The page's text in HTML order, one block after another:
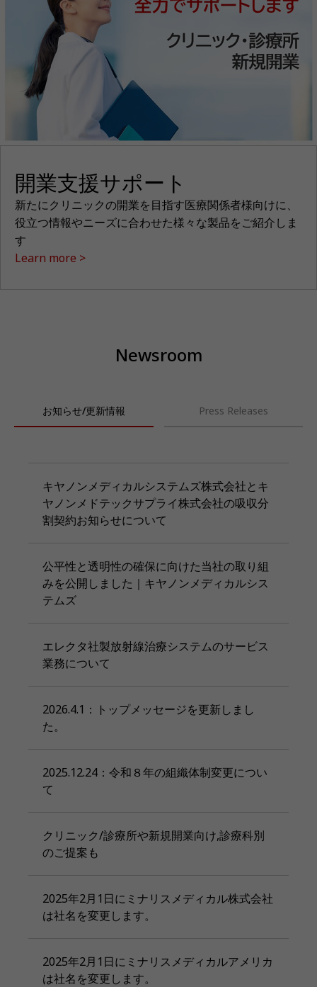
開業支援サポート
新たにクリニックの開業を目指す医療関係者様向けに、
役立つ情報やニーズに合わせた様々な製品をご紹介しま
す
Learn more
Newsroom
お知らせ/更新情報 Press Releases
キヤノンメディカルシステムズ株式会社とキ
ヤノンメドテックサプライ株式会社の吸収分
割契約お知らせについて
公平性と透明性の確保に向けた当社の取り組
みを公開しました｜キヤノンメディカルシス
テムズ
エレクタ社製放射線治療システムのサービス
業務について
2026.4.1：トップメッセージを更新しまし
た。
2025.12.24：令和８年の組織体制変更につい
て
クリニック/診療所や新規開業向け,診療科別
のご提案も
2025年2月1日にミナリスメディカル株式会社
は社名を変更します。
2025年2月1日にミナリスメディカルアメリカ
は社名を変更します。